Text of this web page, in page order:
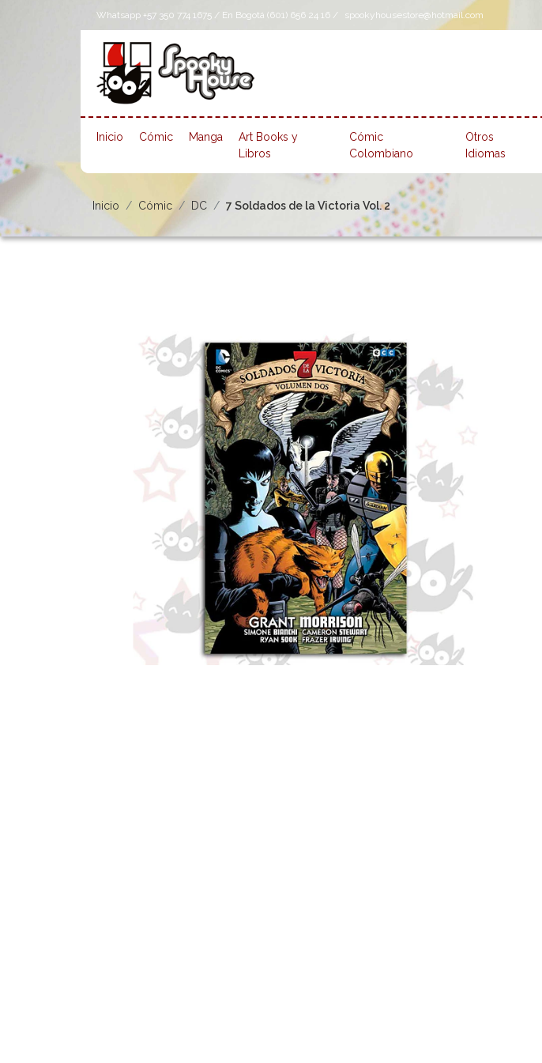
Whatsapp +57 350 774 1675 / En Bogotá (601) 656 24 16 / spookyhousestore@hotmail.com
Inicio Cómic Manga
Art Books y
Libros
Cómic
Colombiano
Otros
Idiomas
Inicio Cómic DC 7 Soldados de la Victoria Vol. 2